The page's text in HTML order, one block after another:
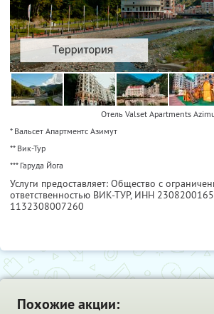
Отель Valset Apartments
* Вальсет Апартментс Азимут
** Вик-Тур
*** Гаруда Йога
Услуги предоставляет: Общество с
ответственностью ВИК-ТУР, ИНН 2308200165
1132308007260
Похожие акции: